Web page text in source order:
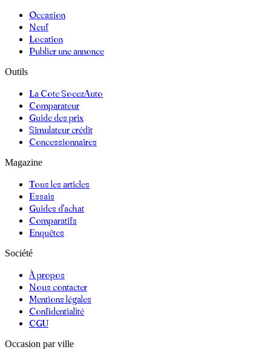
Occasion
Neuf
Location
Publier une annonce
Outils
La Cote SoeezAuto
Comparateur
Guide des prix
Simulateur crédit
Concessionnaires
Magazine
Tous les articles
Essais
Guides d'achat
Comparatifs
Enquêtes
Société
À propos
Nous contacter
Mentions légales
Confidentialité
CGU
Occasion par ville